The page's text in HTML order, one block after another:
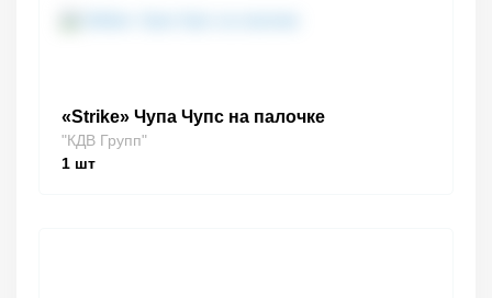
«Strike» Чупа Чупс на палочке
"КДВ Групп"
1 шт